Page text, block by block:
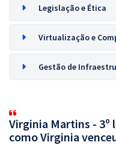
Legislação e Ética
Virtualização e
Gestão de
Virginia Martins - 3º
como Virginia